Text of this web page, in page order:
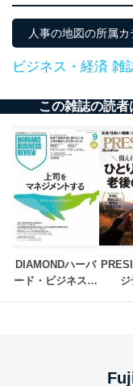
人事の地図の所属
ビジネス・経済 雑
この雑誌の読者
DIAMONDハーバ
ード・ビジネス・